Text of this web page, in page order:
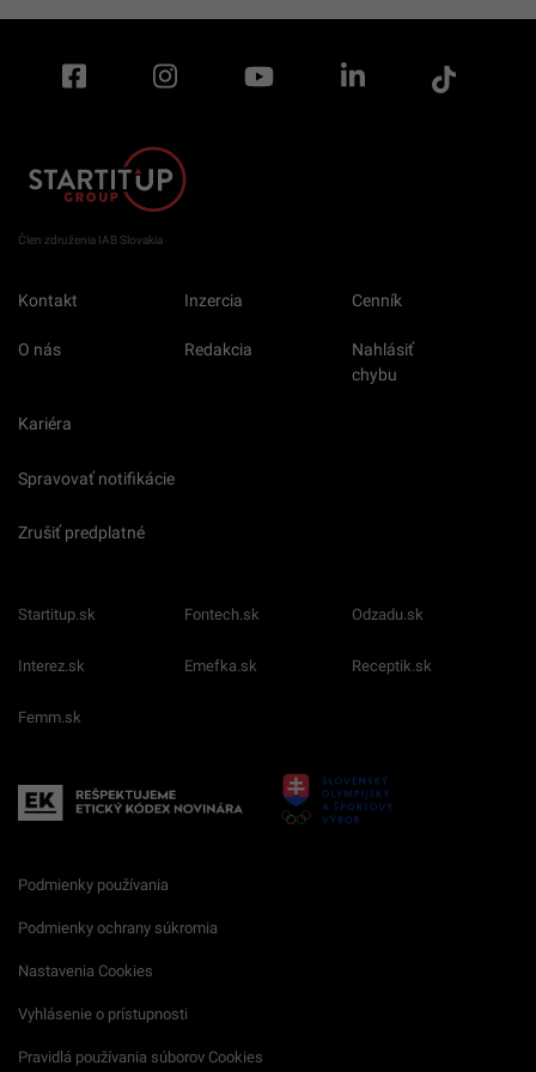
Člen združenia IAB Slovakia
Kontakt Inzercia Cenník
O nás Redakcia
Nahlásiť
chybu
Kariéra
Spravovať notifikácie
Zrušiť predplatné
Startitup.sk Fontech.sk Odzadu.sk
Interez.sk Emefka.sk Receptik.sk
Femm.sk
Podmienky používania
Podmienky ochrany súkromia
Nastavenia Cookies
Vyhlásenie o prístupnosti
Pravidlá používania súborov Cookies